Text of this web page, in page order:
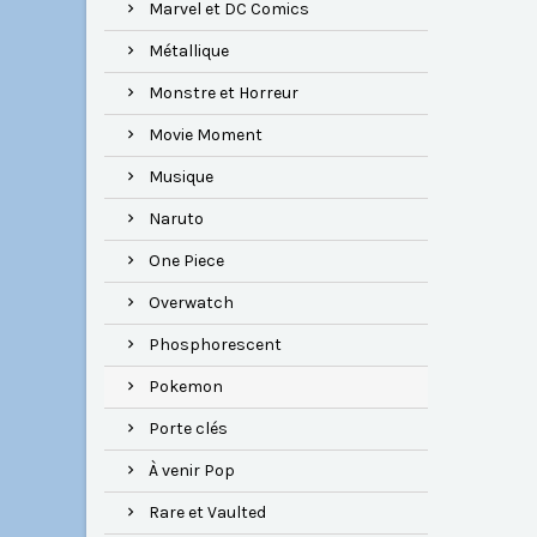
Marvel et DC Comics
Métallique
Monstre et Horreur
Movie Moment
Musique
Naruto
One Piece
Overwatch
Phosphorescent
Pokemon
Porte clés
À venir Pop
Rare et Vaulted